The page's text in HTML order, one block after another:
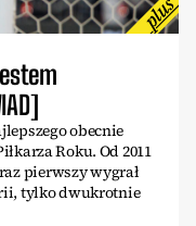
obecnie
Roku. Od 2011
pierwszy wygrał
tylko dwukrotnie